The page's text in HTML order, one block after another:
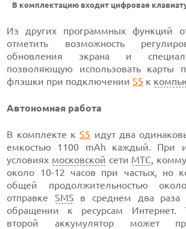
В комплектацию входит цифровая
Из других программных функций
отметить возможность
обновления экрана и
позволяющую использовать карты
флэшки при подключенииS5 к
Автономная работа
В комплекте кS5 идут два
емкостью 1100 mAh каждый. При
условиях московской сети МТС,
около 10-12 часов при частых, но
общей продолжительностью
отправке SMS в среднем два раза
обращении к ресурсам Интернет.
второй аккумулятор может